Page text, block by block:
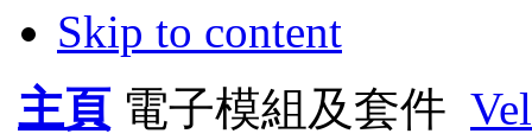
Skip to content
主頁 電子模組及套件